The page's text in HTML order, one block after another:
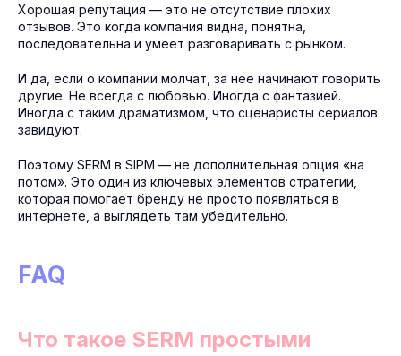
Хорошая репутация — это не отсутствие плохих
отзывов. Это когда компания видна, понятна,
последовательна и умеет разговаривать с рынком.
И да, если о компании молчат, за неё начинают говорить
другие. Не всегда с любовью. Иногда с фантазией.
Иногда с таким драматизмом, что сценаристы сериалов
завидуют.
Поэтому SERM в SIPM — не дополнительная опция «на
потом». Это один из ключевых элементов стратегии,
которая помогает бренду не просто появляться в
интернете, а выглядеть там убедительно.
FAQ
Что такое SERM простыми